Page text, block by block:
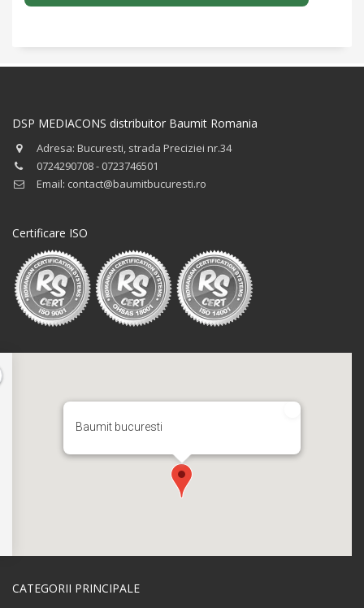
DSP MEDIACONS distribuitor Baumit Romania
Adresa: Bucuresti, strada Preciziei nr.34
0724290708 - 0723746501
Email: contact@baumitbucuresti.ro
Certificare ISO
Baumit bucuresti
CATEGORII PRINCIPALE